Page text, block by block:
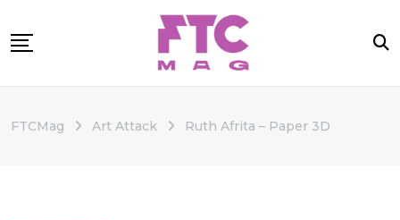
to
CATEGORIAS
FTCMag Art Attack Ruth Afrita – Paper 3D